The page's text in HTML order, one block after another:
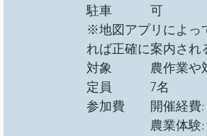
駐車　　　可
※地図アプリによっ
れば正確に案内さ
対象　　　農作業や
定員　　　7名
参加費　　開催経費
農業体験: 1,000